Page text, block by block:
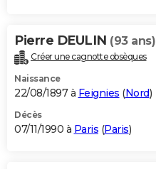
Pierre DEULIN (93 ans)
Créer une cagnotte obsèques
Naissance
22/08/1897 à Feignies (Nord)
Décès
07/11/1990 à Paris (Paris)